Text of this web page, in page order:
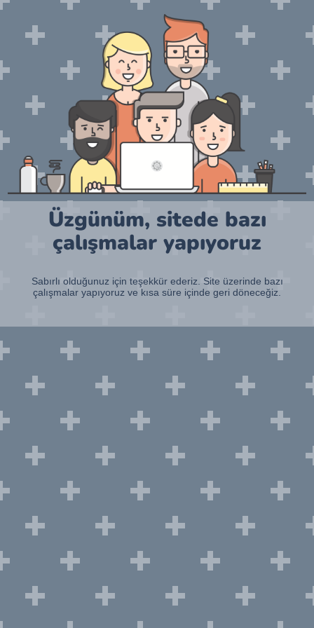
Üzgünüm, sitede bazı
çalışmalar yapıyoruz
Sabırlı olduğunuz için teşekkür ederiz. Site üzerinde bazı
çalışmalar yapıyoruz ve kısa süre içinde geri döneceğiz.